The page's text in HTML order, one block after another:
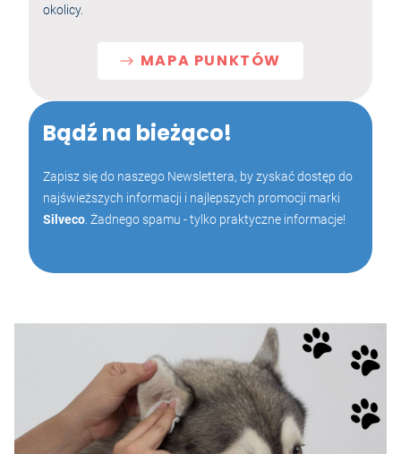
okolicy.
MAPA PUNKTÓW
Bądź na bieżąco!
Zapisz się do naszego Newslettera, by zyskać dostęp do
najświeższych informacji i najlepszych promocji marki
Silveco . Żadnego spamu - tylko praktyczne informacje!